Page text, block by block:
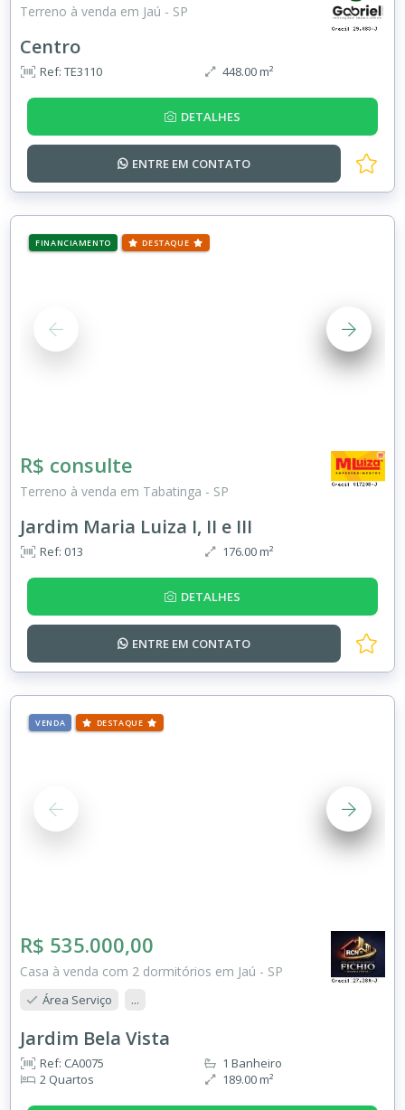
Terreno à venda em Jaú - SP
Centro
Ref: TE3110 448.00 m²
DETALHES
ENTRE EM CONTATO
FINANCIAMENTO DESTAQUE
R$ consulte
Terreno à venda em Tabatinga - SP
Jardim Maria Luiza I, II e III
Ref: 013 176.00 m²
DETALHES
ENTRE EM CONTATO
VENDA DESTAQUE
R$ 535.000,00
Casa à venda com 2 dormitórios em Jaú - SP
Área Serviço ...
Jardim Bela Vista
Ref: CA0075
2 Quartos
1 Banheiro
189.00 m²